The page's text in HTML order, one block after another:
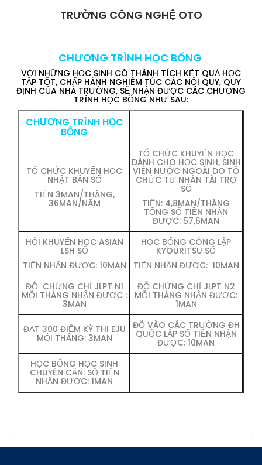
TRƯỜNG CÔNG NGHỆ OTO
CHƯƠNG TRÌNH HỌC BỔNG
VỚI NHỮNG HỌC SINH CÓ THÀNH TÍCH KẾT QUẢ HỌC
TẬP TỐT, CHẤP HÀNH NGHIÊM TÚC CÁC NỘI QUY, QUY
ĐỊNH CỦA NHÀ TRƯỜNG, SẼ NHẬN ĐƯỢC CÁC CHƯƠNG
TRÌNH HỌC BỔNG NHƯ SAU:
CHƯƠNG TRÌNH HỌC
BỔNG
TỔ CHỨC KHUYẾN HỌC
NHẬT BẢN SỐ
TIỀN 3MAN/THÁNG,
36MAN/NĂM
TỔ CHỨC KHUYẾN HỌC
DÀNH CHO HỌC SINH, SINH
VIÊN NƯỚC NGOÀI DO TỔ
CHỨC TƯ NHÂN TÀI TRỢ
SỐ
TIỀN: 4,8MAN/THÁNG
TỔNG SỐ TIỀN NHẬN
ĐƯỢC: 57,6MAN
HỘI KHUYẾN HỌC ASIAN
LSH SỐ
TIỀN NHẬN ĐƯỢC: 10MAN
HỌC BỔNG CÔNG LẬP
KYOURITSU SỐ
TIỀN NHẬN ĐƯỢC: 10MAN
ĐỖ CHỨNG CHỈ JLPT N1
MỖI THÁNG NHẬN ĐƯỢC :
3MAN
ĐỖ CHỨNG CHỈ JLPT N2
MỖI THÁNG NHẬN ĐƯỢC:
1MAN
ĐẠT 300 ĐIỂM KỲ THI EJU
MỖI THÁNG: 3MAN
ĐỖ VÀO CÁC TRƯỜNG ĐH
QUỐC LẬP SỐ TIỀN NHẬN
ĐƯỢC: 10MAN
HỌC BỔNG HỌC SINH
CHUYÊN CẦN: SỐ TIỀN
NHẬN ĐƯỢC: 1MAN